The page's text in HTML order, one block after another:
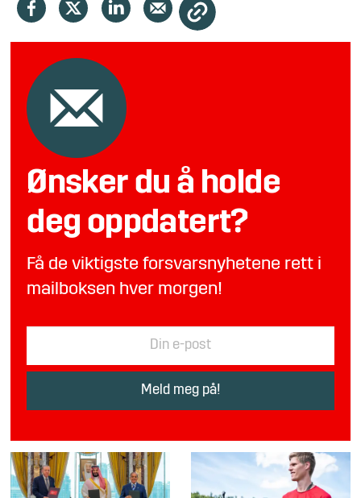
Ønsker du å holde
deg oppdatert?
Få de viktigste forsvarsnyhetene rett i
mailboksen hver morgen!